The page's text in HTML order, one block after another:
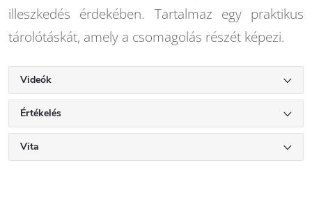
illeszkedés érdekében. Tartalmaz egy praktikus
tárolótáskát, amely a csomagolás részét képezi.
Videók
Értékelés
Vita